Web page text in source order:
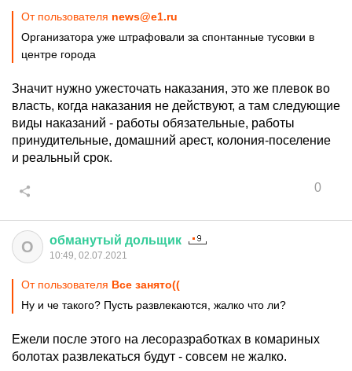
От пользователя news@e1.ru
Организатора уже штрафовали за спонтанные тусовки в
центре города
Значит нужно ужесточать наказания, это же плевок во
власть, когда наказания не действуют, а там следующие
виды наказаний - работы обязательные, работы
принудительные, домашний арест, колония-поселение
и реальный срок.
0
О обманутый дольщик
10:49, 02.07.2021
От пользователя Все занято((
Ну и че такого? Пусть развлекаются, жалко что ли?
Ежели после этого на лесоразработках в комариных
болотах развлекаться будут - совсем не жалко.